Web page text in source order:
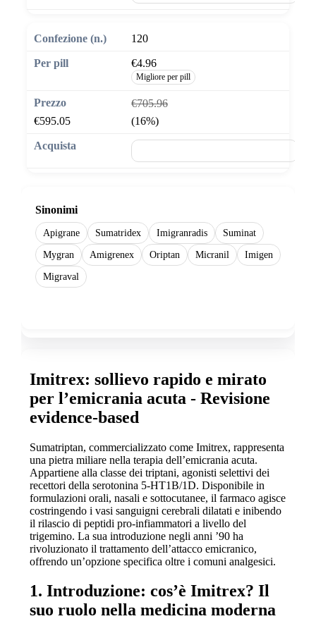
120
€4.96
Migliore per pill
€705.96
€595.05
(16%)
Sinonimi
Apigrane Sumatridex Imigranradis
Suminat
Mygran
Amigrenex Oriptan Micranil
Imigen
Migraval
Imitrex: sollievo rapido e mirato
per l’emicrania acuta - Revisione
evidence-based
Sumatriptan, commercializzato come Imitrex, rappresenta
una pietra miliare nella terapia dell’emicrania acuta.
Appartiene alla classe dei triptani, agonisti selettivi dei
recettori della serotonina 5-HT1B/1D. Disponibile in
formulazioni orali, nasali e sottocutanee, il farmaco agisce
costringendo i vasi sanguigni cerebrali dilatati e inibendo
il rilascio di peptidi pro-infiammatori a livello del
trigemino. La sua introduzione negli anni ’90 ha
rivoluzionato il trattamento dell’attacco emicranico,
offrendo un’opzione specifica oltre i comuni analgesici.
1. Introduzione: cos’è Imitrex? Il
suo ruolo nella medicina moderna